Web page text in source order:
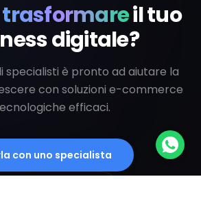
trasformareil tuo
digitale?
specialisti è pronto ad aiutare la
con soluzioni e-commerce
efficaci.
con uno specialista